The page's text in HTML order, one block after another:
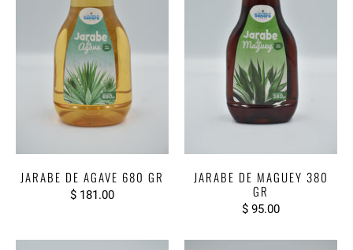
JARABE DE AGAVE 680 GR
$ 181.00
JARABE DE MAGUEY 380
GR
$ 95.00